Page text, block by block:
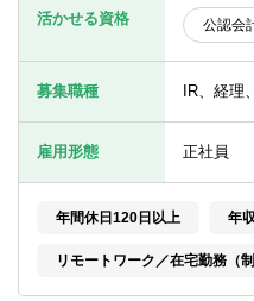
活かせる資格 公認会
募集職種 IR、経理
雇用形態 正社員
年間休日120日以上 年
リモートワーク／在宅勤務（制